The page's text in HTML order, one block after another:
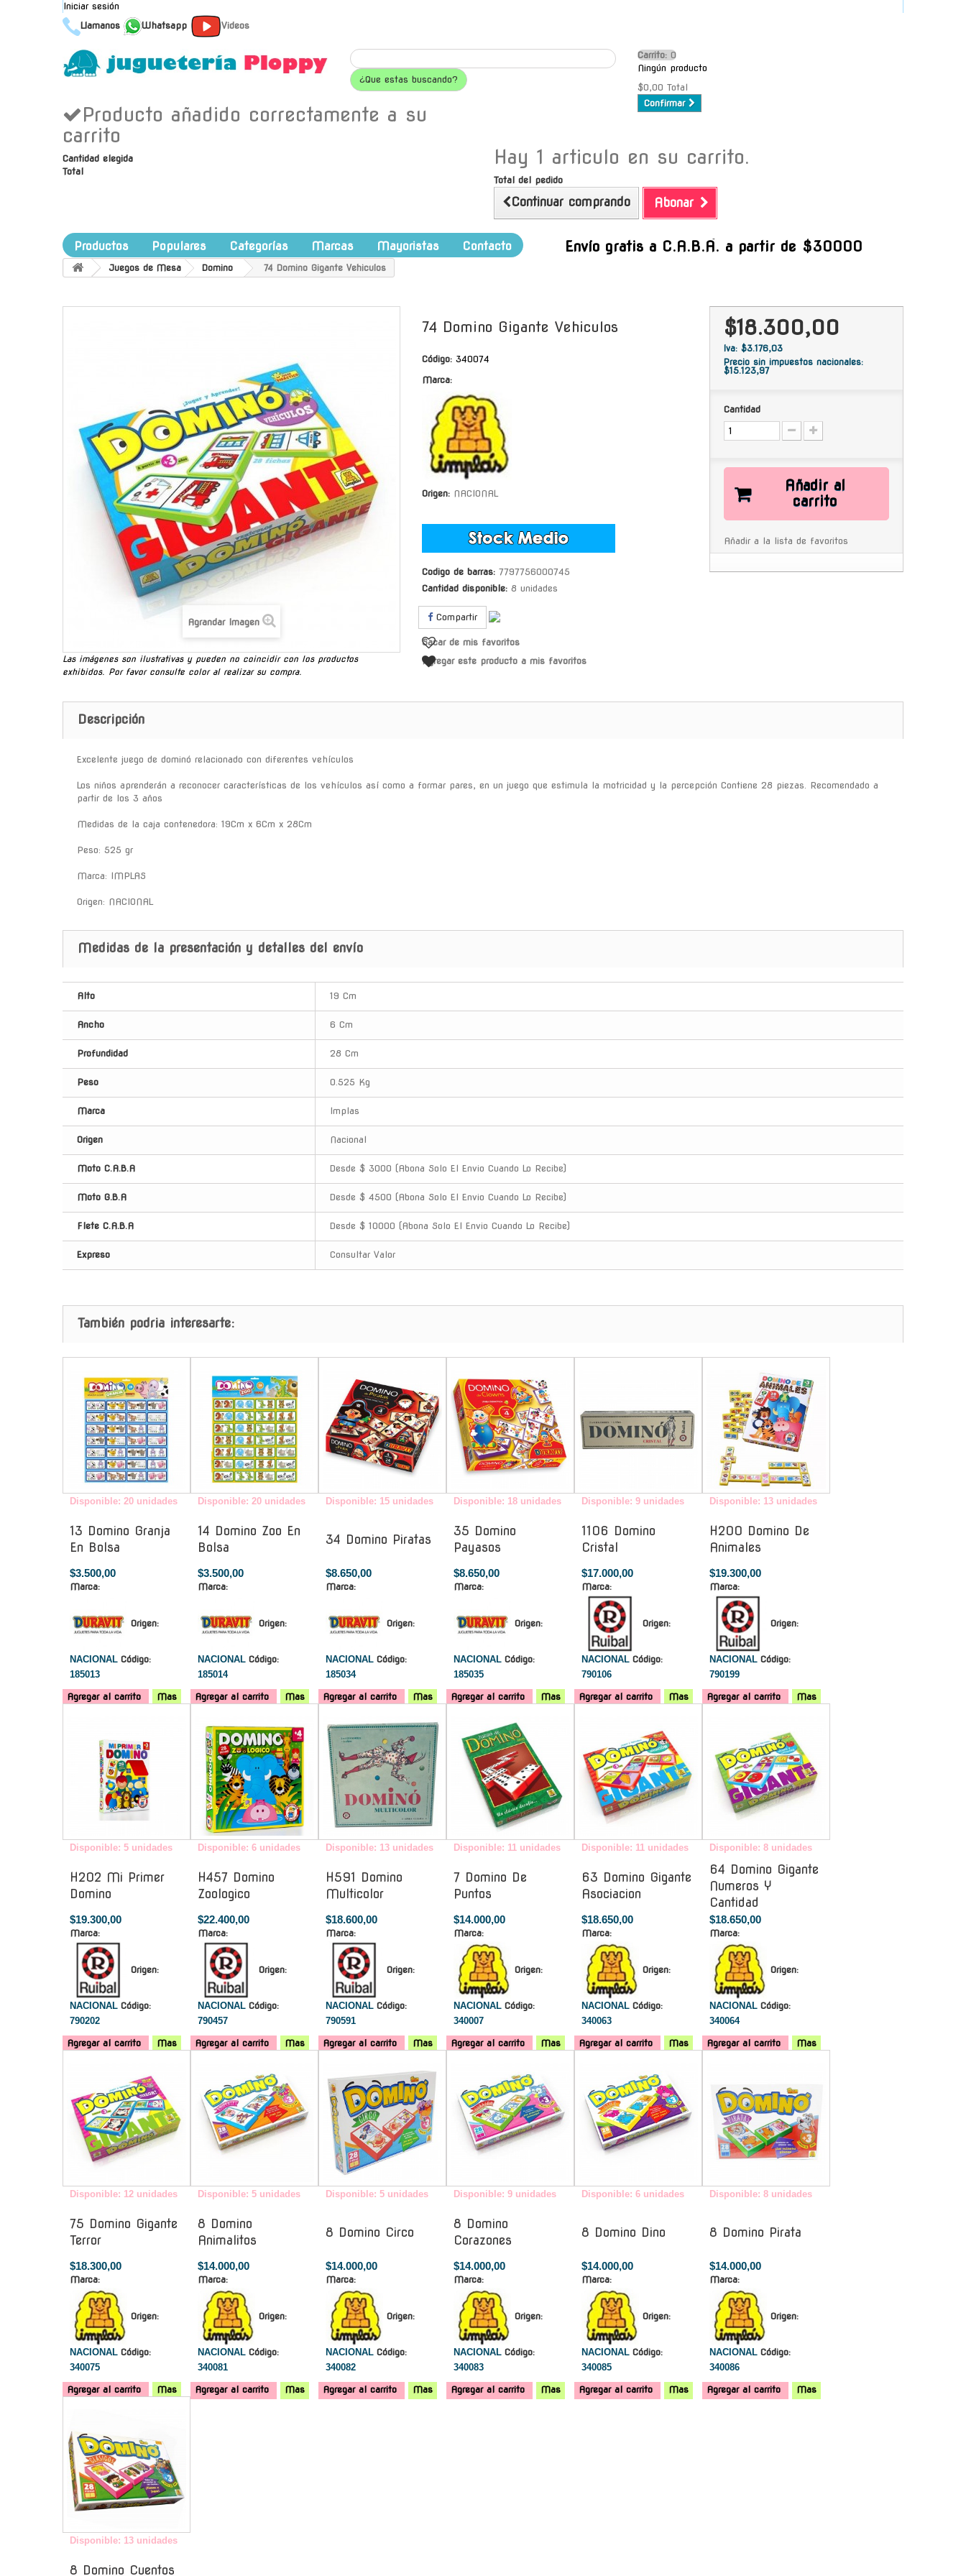
Iniciar sesión
Llamanos
Whatsapp Videos
¿Que estas buscando?
Carrito: O
Ningún producto
$0,00 Total
Confirmar
Producto añadido correctamente a su
carrito
Cantidad elegida
Total
Hay 1 articulo en su carrito.
Total del pedido
Continuar comprando Abonar
Productos Populares Categorías Marcas Mayoristas Contacto
-
Envío gratis a C.A.B.A. a partir de $30000
Juegos de Mesa Domino 74 Domino Gigante Vehiculos
Agrandar Imagen
Las imágenes son ilustrativas y pueden no coincidir con los productos
exhibidos. Por favor consulte color al realizar su compra.
74 Domino Gigante Vehiculos
Código: 340074
Marca:
Origen: NACIONAL
Codigo de barras: 7797756000745
Cantidad disponible: 8 unidades
Compartir
Sacar de mis favoritos
Agregar este producto a mis favoritos
$18.300,00
Iva: $3.176,03
Precio sin impuestos nacionales:
$15.123,97
Cantidad
Añadir al
carrito
Añadir a la lista de favoritos
Descripción
Excelente juego de dominó relacionado con diferentes vehículos
Los niños aprenderán a reconocer características de los vehículos así como a formar pares, en un juego que estimula la motricidad y la percepción Contiene 28 piezas. Recomendado a
partir de los 3 años
Medidas de la caja contenedora: 19Cm x 6Cm x 28Cm
Peso: 525 gr
Marca: IMPLAS
Origen: NACIONAL
Medidas de la presentación y detalles del envío
Alto 19 Cm
Ancho 6 Cm
Profundidad 28 Cm
Peso 0.525 Kg
Marca Implas
Origen Nacional
Moto C.A.B.A Desde $ 3000 (Abona Solo El Envio Cuando Lo Recibe)
Moto G.B.A Desde $ 4500 (Abona Solo El Envio Cuando Lo Recibe)
Flete C.A.B.A Desde $ 10000 (Abona Solo El Envio Cuando Lo Recibe)
Expreso Consultar Valor
También podria interesarte:
Disponible: 20 unidades
13 Domino Granja
En Bolsa
$3.500,00
Marca:
Origen:
NACIONAL Código:
185013
Agregar al carrito Mas
Disponible: 20 unidades
14 Domino Zoo En
Bolsa
$3.500,00
Marca:
Origen:
NACIONAL Código:
185014
Agregar al carrito Mas
Disponible: 15 unidades
34 Domino Piratas
$8.650,00
Marca:
Origen:
NACIONAL Código:
185034
Agregar al carrito Mas
Disponible: 18 unidades
35 Domino
Payasos
$8.650,00
Marca:
Origen:
NACIONAL Código:
185035
Agregar al carrito Mas
Disponible: 9 unidades
1106 Domino
Cristal
$17.000,00
Marca:
Origen:
NACIONAL Código:
790106
Agregar al carrito Mas
Disponible: 13 unidades
H200 Domino De
Animales
$19.300,00
Marca:
Origen:
NACIONAL Código:
790199
Agregar al carrito
Mas
Disponible: 5 unidades
H202 Mi Primer
Domino
$19.300,00
Marca:
Origen:
NACIONAL Código:
790202
Agregar al carrito Mas
Disponible: 6 unidades
H457 Domino
Zoologico
$22.400,00
Marca:
Origen:
NACIONAL Código:
790457
Agregar al carrito Mas
Disponible: 13 unidades
H591 Domino
Multicolor
$18.600,00
Marca:
Origen:
NACIONAL Código:
790591
Agregar al carrito Mas
Disponible: 11 unidades
7 Domino De
Puntos
$14.000,00
Marca:
Origen:
NACIONAL Código:
340007
Agregar al carrito Mas
Disponible: 11 unidades
63 Domino Gigante
Asociacion
$18.650,00
Marca:
Origen:
NACIONAL Código:
340063
Agregar al carrito Mas
Disponible: 8 unidades
64 Domino Gigante
Numeros Y
Cantidad
$18.650,00
Marca:
Origen:
NACIONAL Código:
340064
Agregar al carrito
Mas
Disponible: 12 unidades
75 Domino Gigante
Terror
$18.300,00
Marca:
Origen:
NACIONAL Código:
340075
Agregar al carrito Mas
Disponible: 5 unidades
8 Domino
Animalitos
$14.000,00
Marca:
Origen:
NACIONAL Código:
340081
Agregar al carrito Mas
Disponible: 5 unidades
8 Domino Circo
$14.000,00
Marca:
Origen:
NACIONAL Código:
340082
Agregar al carrito Mas
Disponible: 9 unidades
8 Domino
Corazones
$14.000,00
Marca:
Origen:
NACIONAL Código:
340083
Agregar al carrito Mas
Disponible: 6 unidades
8 Domino Dino
$14.000,00
Marca:
Origen:
NACIONAL Código:
340085
Agregar al carrito Mas
Disponible: 8 unidades
8 Domino Pirata
$14.000,00
Marca:
Origen:
NACIONAL Código:
340086
Agregar al carrito
Mas
Disponible: 13 unidades
8 Domino Cuentos